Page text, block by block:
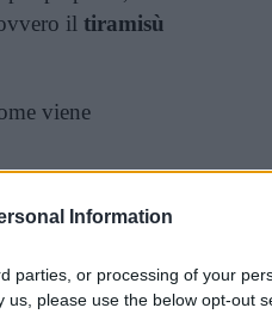
Information
parties, or processing of your
please use the below opt-out
il tiramisù
viene
tornare a casa
pesante, ma